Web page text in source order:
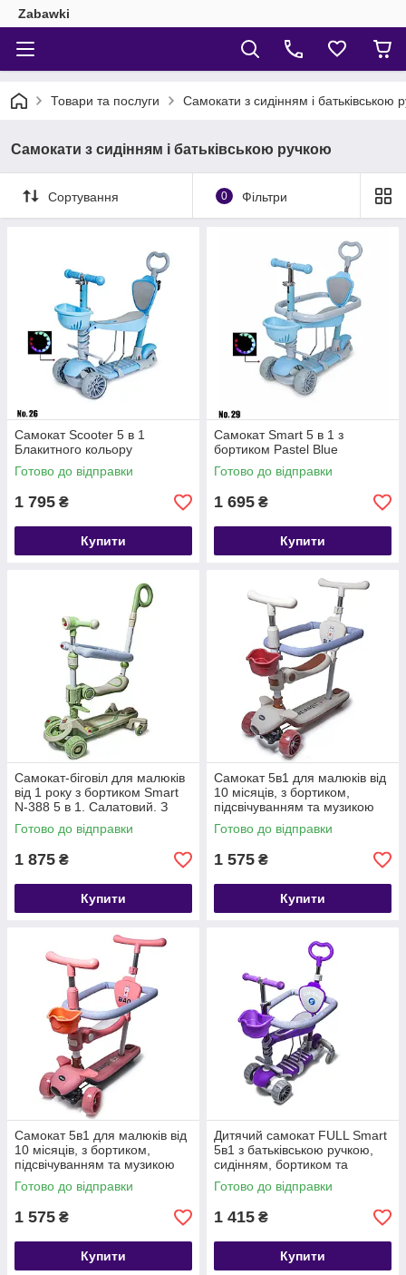
Zabawki
Товари та послуги Самокати з сидінням і батьківською
Самокати з сидінням і батьківською ручкою
Сортування 0 Фільтри
Самокат Scooter 5 в 1
Блакитного кольору
Готово до відправки
1 795 ₴
Купити
Самокат Smart 5 в 1 з
бортиком Pastel Blue
Готово до відправки
1 695 ₴
Купити
Самокат-біговіл для малюків
від 1 року з бортиком Smart
N-388 5 в 1. Салатовий. З
музикою та підсвічуванням
Готово до відправки
1 875 ₴
Купити
Самокат 5в1 для малюків від
10 місяців, з бортиком,
підсвічуванням та музикою
BAQ. Білий колір
Готово до відправки
1 575 ₴
Купити
Самокат 5в1 для малюків від
10 місяців, з бортиком,
підсвічуванням та музикою
BAQ. Рожевий колір
Готово до відправки
1 575 ₴
Купити
Дитячий самокат FULL Smart
5в1 з батьківською ручкою,
сидінням, бортиком та
подвійними колесами.
Фіолетовий
Готово до відправки
1 415 ₴
Купити